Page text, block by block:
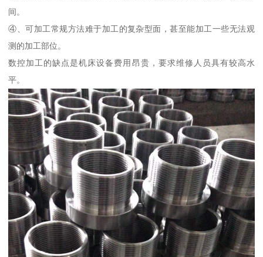
间。
④、可加工常规方法难于加工的复杂型面，甚至能加工一些无法观
测的加工部位。
数控加工的缺点是机床设备费用昂贵，要求维修人员具有较高水
平。